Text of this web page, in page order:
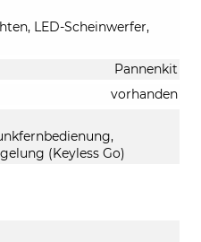
LED-Scheinwerfer,
Pannenkit
vorhanden
(Keyless Go)